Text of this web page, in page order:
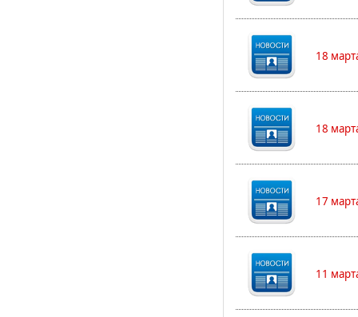
18
18
17
11